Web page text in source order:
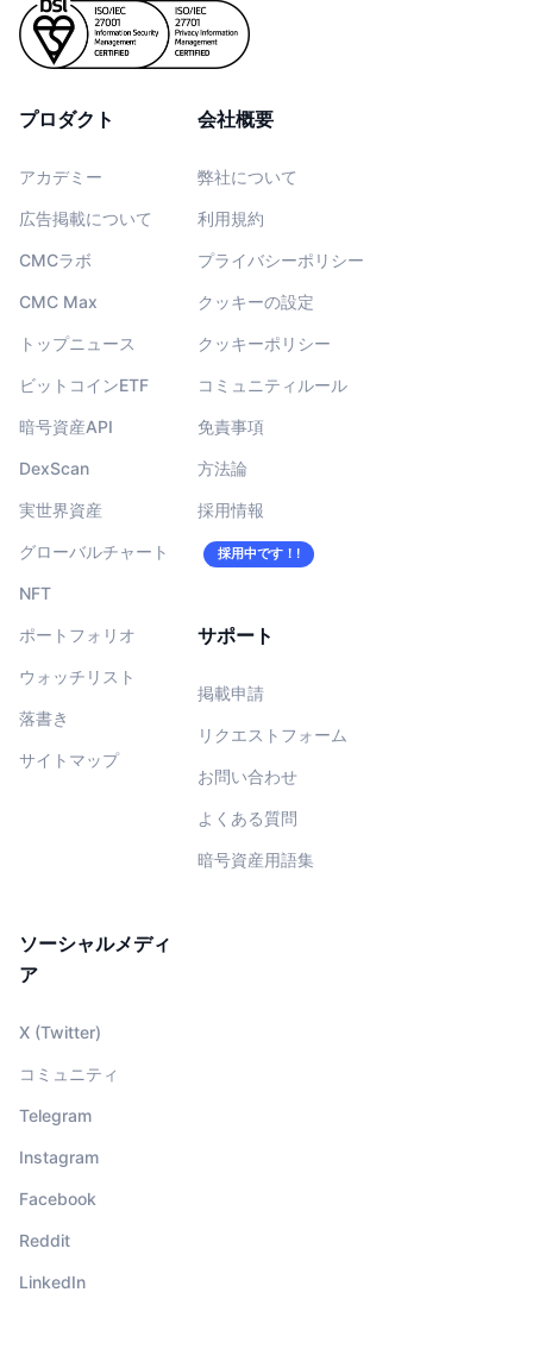
プロダクト
アカデミー
広告掲載について
CMCラボ
CMC Max
トップニュース
ビットコインETF
暗号資産API
DexScan
実世界資産
グローバルチャート
NFT
ポートフォリオ
ウォッチリスト
落書き
サイトマップ
会社概要
弊社について
利用規約
プライバシーポリシー
クッキーの設定
クッキーポリシー
コミュニティルール
免責事項
方法論
採用情報
採用中です！!
サポート
掲載申請
リクエストフォーム
お問い合わせ
よくある質問
暗号資産用語集
ソーシャルメディ
ア
X (Twitter)
コミュニティ
Telegram
Instagram
Facebook
Reddit
LinkedIn